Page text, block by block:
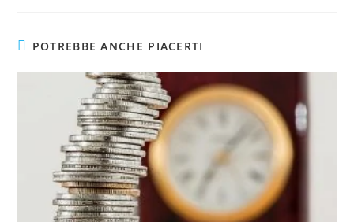
POTREBBE ANCHE PIACERTI